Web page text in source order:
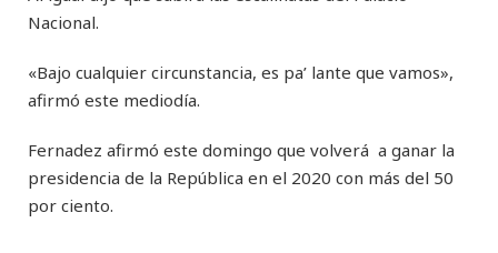
Nacional.
«Bajo cualquier circunstancia, es pa’ lante que vamos»,
afirmó este mediodía.
Fernadez afirmó este domingo que volverá a ganar la
presidencia de la República en el 2020 con más del 50
por ciento.